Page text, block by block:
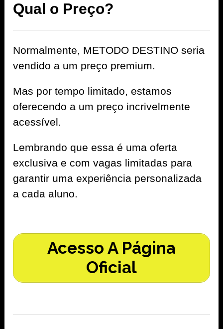
Qual o Preço?
Normalmente, METODO DESTINO seria
vendido a um preço premium.
Mas por tempo limitado, estamos
oferecendo a um preço incrivelmente
acessível.
Lembrando que essa é uma oferta
exclusiva e com vagas limitadas para
garantir uma experiência personalizada
a cada aluno.
Acesso A Página
Oficial